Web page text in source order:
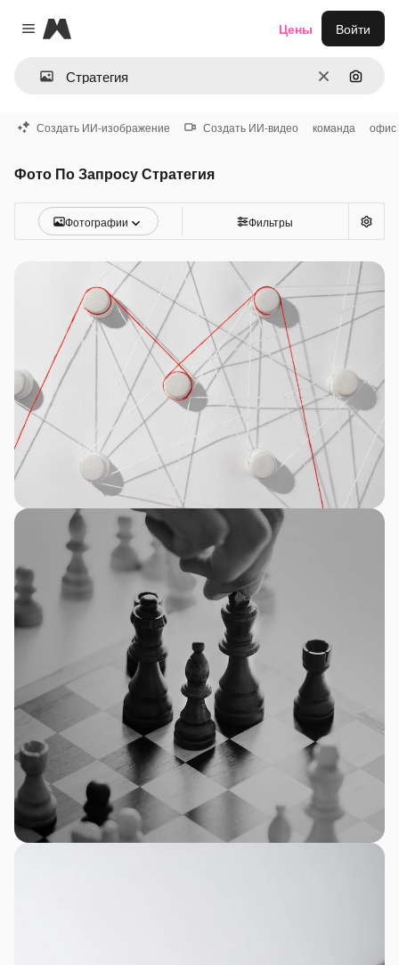
Close menu
Magnific
ОчиститьПоиск
Цены Войти
Создать ИИ-изображение Создать ИИ-видео команда офис
Фото По Запросу Стратегия
Фотографии Фильтры